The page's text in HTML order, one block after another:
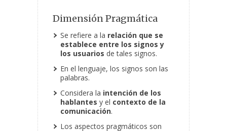
Dimensión Pragmática
Se refiere a la relación que se
establece entre los signos y
los usuarios de tales signos.
En el lenguaje, los signos son las
palabras.
Considera la intención de los
hablantes y el contexto de la
comunicación.
Los aspectos pragmáticos son